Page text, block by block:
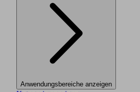
Anwendungsbereiche anzeigen